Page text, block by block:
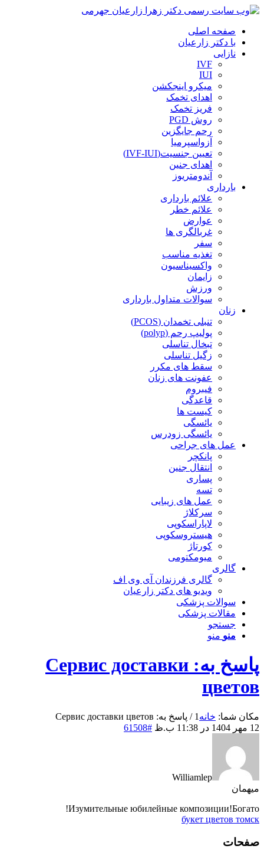
صفحه اصلی
با دکتر زارعیان
نازایی
IVF
IUI
میکرو اینجکشن
اهدای تخمک
فریز تخمک
روش PGD
رحم جایگزین
آزواسپرمیا
تعیین جنسیت(IVF-IUI)
اهدای جنین
آندومتریوز
بارداری
علائم بارداری
علائم خطر
عوارض
غربالگری ها
سفر
تغذیه مناسب
واکسیناسیون
زایمان
ورزش
سوالات متداول بارداری
زنان
تنبلی تخمدان (PCOS)
پولیپ رحم (polyp)
تبخال تناسلی
زگیل تناسلی
سقط های مکرر
عفونت های زنان
فیبروم
قاعدگی
کیست ها
یائسگی
یائسگی زودرس
عمل های جراحی
پانکچر
انتقال جنین
پساری
تسه
عمل های زیبایی
سرکلاژ
لاپاراسکوپی
هیستروسکوپی
کورتاژ
میومکتومی
گالری
گالری فرزندان آی وی اف
ویدیو های دکتر زارعیان
سوالات پزشکی
مقالات پزشکی
جستجو
منو منو
پاسخ به: Сервис доставки
цветов
مکان شما: خانه 1
/ پاسخ به: Сервис доставки цветов
12 مهر 1404 در 11:38 ب.ظ
#61508
Williamlep
میهمان
Изумительные юбилейные композиции!Богато!
букет цветов томск
صفحات